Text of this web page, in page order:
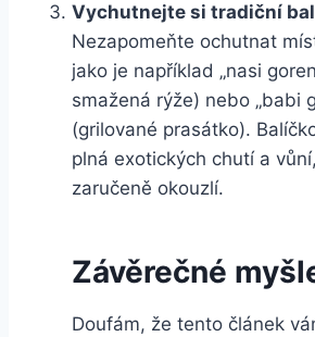
Vychutnejte si tradiční
Nezapomeňte ochutnat
jako je například „nasi
smažená rýže) nebo „babi
(grilované prasátko).
plná exotických chutí a
zaručeně okouzlí.
Závěrečné
Doufám, že tento článek